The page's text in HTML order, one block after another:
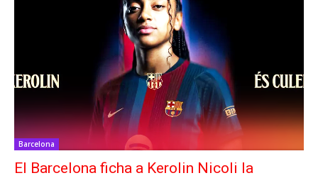
Barcelona
El Barcelona ficha a Kerolin Nicoli la